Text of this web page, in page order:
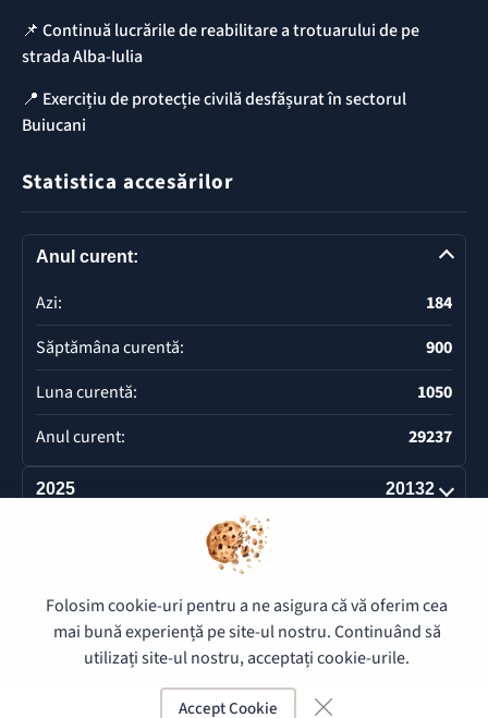
📌 Continuă lucrările de reabilitare a trotuarului de pe
strada Alba-Iulia
📍 Exercițiu de protecție civilă desfășurat în sectorul
Buiucani
Statistica accesărilor
Anul curent:
Azi:
184
Săptămâna curentă:
900
Luna curentă:
1050
Anul curent:
29237
2025 20132
Deschide
© 2026 Pretura Buiucani - Toate drepturile rezervate.
Folosim cookie-uri pentru a ne asigura că vă oferim cea
mai bună experiență pe site-ul nostru. Continuând să
utilizați site-ul nostru, acceptați cookie-urile.
Accept Cookie